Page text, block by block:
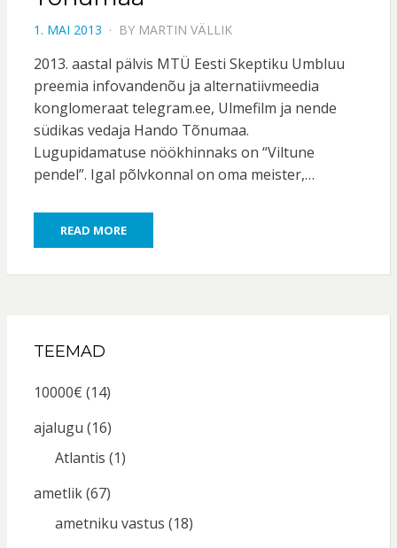
POSTED
1. MAI 2013 BY MARTIN VÄLLIK
2013. aastal pälvis MTÜ Eesti Skeptiku Umbluu
preemia infovandenõu ja alternatiivmeedia
konglomeraat telegram.ee, Ulmefilm ja nende
südikas vedaja Hando Tõnumaa.
Lugupidamatuse nöökhinnaks on “Viltune
pendel”. Igal põlvkonnal on oma meister,…
READ MORE
TEEMAD
10000€ (14)
ajalugu (16)
Atlantis (1)
ametlik(67)
ametniku vastus (18)